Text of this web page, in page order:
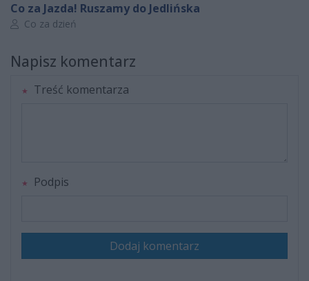
Co za Jazda! Ruszamy do Jedlińska
Autor artykułu:
Co za dzień
Napisz komentarz
Treść komentarza
Podpis
Dodaj komentarz